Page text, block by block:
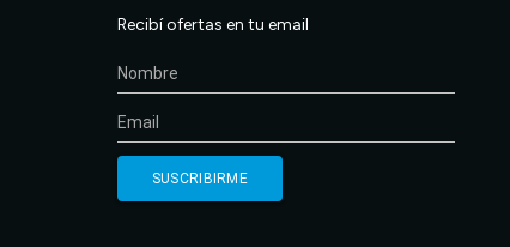
Recibí ofertas en tu email